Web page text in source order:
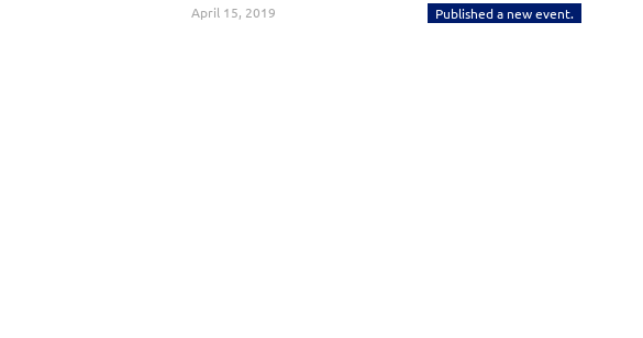
April 15, 2019 Published a new event.